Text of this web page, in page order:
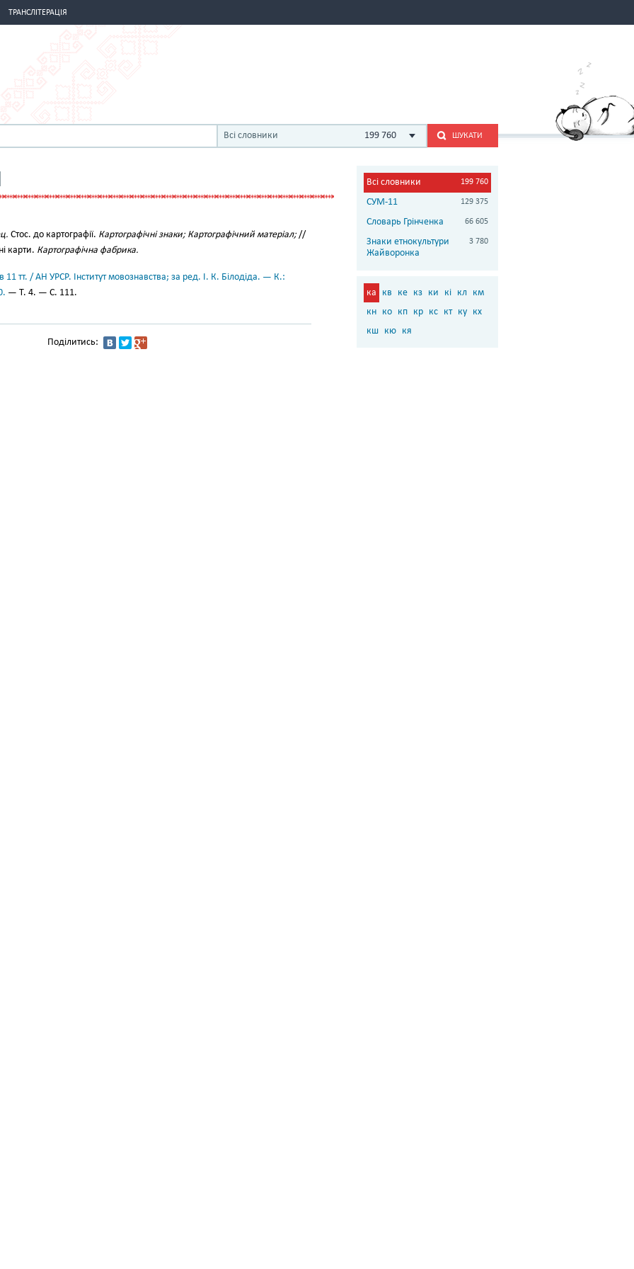
ТРАНСЛІТЕРАЦІЯ
Всі словники 199 760 ШУКАТИ
Стос. до картографії. Картографічні знаки; Картографічний матеріал; //
карти. Картографічна фабрика.
11 тт. / АН УРСР. Інститут мовознавства; за ред. І. К. Білодіда. — К.:
— Т. 4. — С. 111.
Поділитись:
Всі словники 199 760
СУМ-11 129 375
Словарь Грінченка 66 605
Знаки етнокультури
Жайворонка
3 780
ка кв ке кз ки кі кл
км
кн ко кп кр кс кт ку кх
кш кю кя